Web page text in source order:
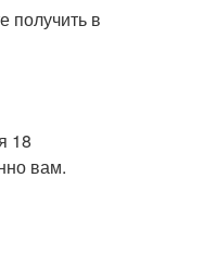
получить в
18
вам.